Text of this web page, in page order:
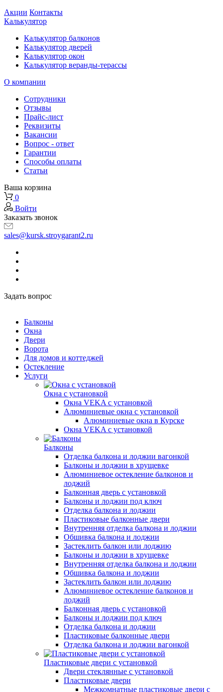
Акции Контакты
Калькулятор
Калькулятор балконов
Калькулятор дверей
Калькулятор окон
Калькулятор веранды-терассы
О компании
Сотрудники
Отзывы
Прайс-лист
Реквизиты
Вакансии
Вопрос - ответ
Гарантии
Способы оплаты
Статьи
Ваша корзина
0
Войти
Заказать звонок
sales@kursk.stroygarant2.ru
Задать вопрос
Балконы
Окна
Двери
Ворота
Для домов и коттеджей
Остекление
Услуги
Окна с установкой
Окна VEKA с установкой
Алюминиевые окна с установкой
Алюминиевые окна в Курске
Окна VEKA с установкой
Балконы
Отделка балкона и лоджии вагонкой
Балконы и лоджии в хрущевке
Алюминиевое остекление балконов и
лоджий
Балконная дверь с установкой
Балконы и лоджии под ключ
Отделка балкона и лоджии
Пластиковые балконные двери
Внутренняя отделка балкона и лоджии
Обшивка балкона и лоджии
Застеклить балкон или лоджию
Балконы и лоджии в хрущевке
Внутренняя отделка балкона и лоджии
Обшивка балкона и лоджии
Застеклить балкон или лоджию
Алюминиевое остекление балконов и
лоджий
Балконная дверь с установкой
Балконы и лоджии под ключ
Отделка балкона и лоджии
Пластиковые балконные двери
Отделка балкона и лоджии вагонкой
Пластиковые двери с установкой
Двери стеклянные с установкой
Пластиковые двери
Межкомнатные пластиковые двери с